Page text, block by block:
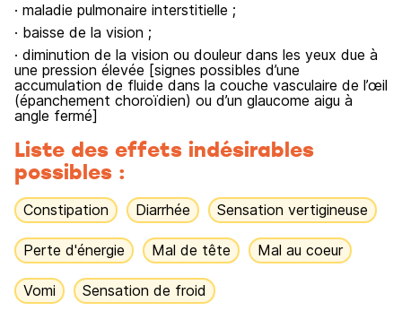
· maladie pulmonaire interstitielle ;
· baisse de la vision ;
· diminution de la vision ou douleur dans les yeux due à
une pression élevée [signes possibles d’une
accumulation de fluide dans la couche vasculaire de l’œil
(épanchement choroïdien) ou d’un glaucome aigu à
angle fermé]
Liste des effets indésirables
possibles :
Constipation Diarrhée Sensation vertigineuse
Perte d'énergie Mal de tête Mal au coeur
Vomi Sensation de froid